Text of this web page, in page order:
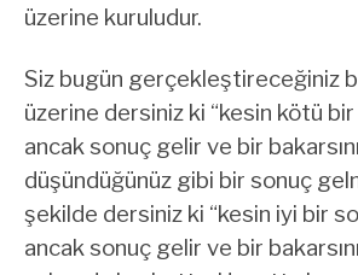
üzerine kuruludur.
Siz bugün gerçekleştireceğiniz
üzerine dersiniz ki “kesin kötü
ancak sonuç gelir ve bir
düşündüğünüz gibi bir sonuç
şekilde dersiniz ki “kesin iyi bir
ancak sonuç gelir ve bir